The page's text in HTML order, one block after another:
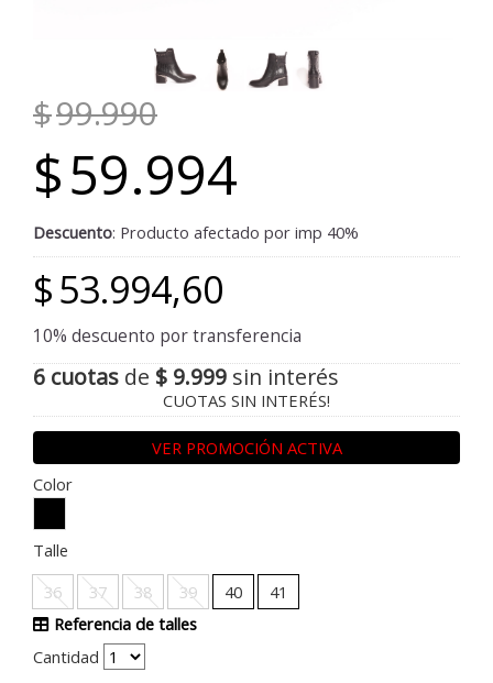
$99.990
$59.994
Descuento: Producto afectado por imp 40%
$53.994,60
10% descuento por transferencia
6 cuotas de $ 9.999 sin interés
CUOTAS SIN INTERÉS!
VER PROMOCIÓN ACTIVA
Color
Talle
36
37 38 39 40
41
Referencia de talles
Cantidad